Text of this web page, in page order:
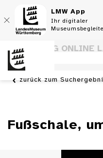
LMW App
Ihr digitaler
SAMMLUNG ONLINE
WÜRTTEMBERG
zurück zum
Fußschale,